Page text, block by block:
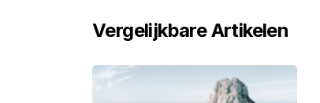
Vergelijkbare Artikelen